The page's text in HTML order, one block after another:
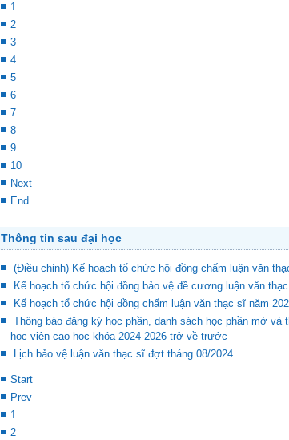
1
2
3
4
5
6
7
8
9
10
Next
End
Thông tin sau đại học
(Điều chỉnh) Kế hoạch tổ chức hội đồng chấm luận văn
Kế hoạch tổ chức hội đồng bảo vệ đề cương luận văn
Kế hoạch tổ chức hội đồng chấm luận văn thạc sĩ năm
Thông báo đăng ký học phần, danh sách học phần mở
học viên cao học khóa 2024-2026 trở về trước
Lịch bảo vệ luận văn thạc sĩ đợt tháng 08/2024
Start
Prev
1
2